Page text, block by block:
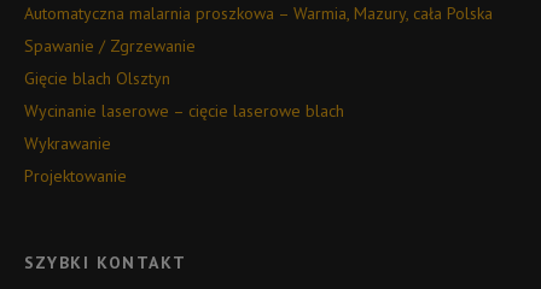
Automatyczna malarnia proszkowa – Warmia, Mazury, cała Polska
Spawanie / Zgrzewanie
Gięcie blach Olsztyn
Wycinanie laserowe – cięcie laserowe blach
Wykrawanie
Projektowanie
SZYBKI KONTAKT